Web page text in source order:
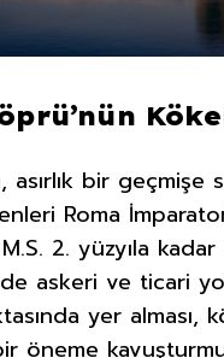
asırlık bir geçmişe
Roma
2. yüzyıla kadar
askeri ve ticari
yer alması,
öneme